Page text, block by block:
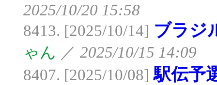
2025/10/20 15:58
8413. [2025/10/14] ブラジ
ゃん ／ 2025/10/15 14:09
8407. [2025/10/08] 駅伝予